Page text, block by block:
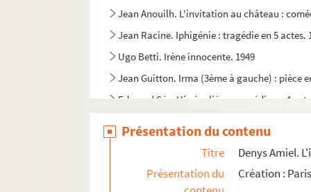
Jean Anouilh. L'invitation au château :
Jean Racine. Iphigénie : tragédie en 5 actes.
Ugo Betti. Irène innocente. 1949
Jean Guitton. Irma (3ème à gauche) : pièce
Edmond Sée. L'irrégulière : comédie en 4
Henry Bernstein. Israël : pièce en 3 actes.
Présentation du contenu
Titre
Denys Amiel.
Présentation du
Création :